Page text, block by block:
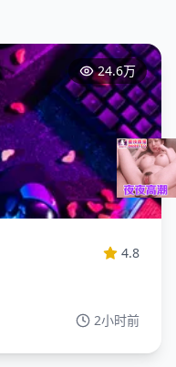
24.6万
4.8
2小时前